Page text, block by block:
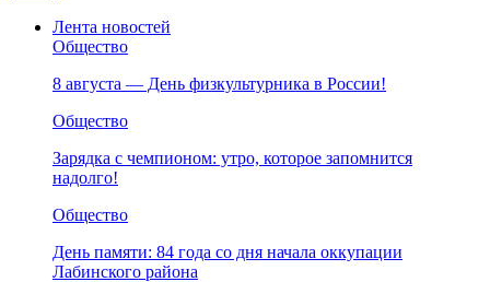
Лента новостей
Общество
8 августа — День физкультурника в России!
Общество
Зарядка с чемпионом: утро, которое запомнится
надолго!
Общество
День памяти: 84 года со дня начала оккупации
Лабинского района